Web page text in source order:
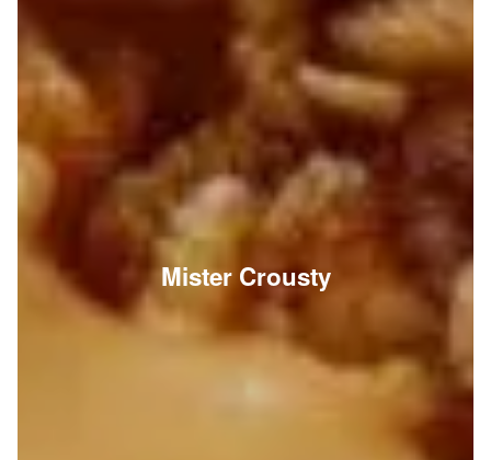
Mister Crousty